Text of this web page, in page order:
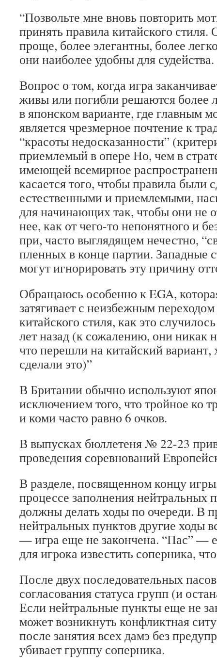
“Позвольте мне вновь повторить
принять правила китайского
проще, более элегантны, более
они наиболее удобны для судейства.
Вопрос о том, когда игра
живы или погибли решаются более
в японском варианте, где главным
является чрезмерное почтение к
“красоты недосказанности”
приемлемый в опере Но, чем в
имеющей всемирное
касается того, чтобы правила были
естественными и приемлемыми,
для начинающих так, чтобы они не
нее, как от чего-то непонятного и
при, часто выглядящем нечестно,
пленных в конце партии. Западные
могут игнорировать эту причину
Обращаюсь особенно к EGA,
затягивает с неизбежным
китайского стиля, как это
лет назад (к сожалению, они никак
что перешли на китайский
сделали это)”
В Британии обычно используют
исключением того, что тройное ко
и коми часто равно 6 очков.
В выпусках бюллетеня № 22-23
проведения соревнований
В разделе, посвященном концу
процессе заполнения нейтральных
должны делать ходы по очереди. В
нейтральных пунктов другие ходы
— игра еще не закончена. “Пас” —
для игрока известить соперника,
После двух последовательных
согласования статуса групп (и
Если нейтральные пункты еще не
может возникнуть конфликтная
после занятия всех дамэ без
убивает группу соперника.